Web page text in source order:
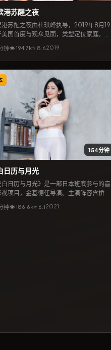
港苏醒之夜
港苏醒之夜由杜琪峰执导，2019年8月19
美国首度与观众见面，类型定位家庭。吉
，剧情围绕平凡人在极端处境下的抉择展
节奏张弛有度，适合喜欢细腻叙事与强情
观众检索观看。
钟👁194.7k⭐ 8.62019
154分钟
日历与月光
白日历与月光》是一部日本班底参与的喜
项目，金基德任导演。主演阵容含桥本
彼此牵连的命运。3月24日公开放映与上
钟👁186.6k⭐ 6.12021